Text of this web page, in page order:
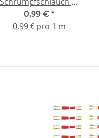
Rot | Kabelisolierung
& mechanischer
0,99 € *
0,99 € pro 1 m